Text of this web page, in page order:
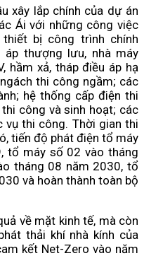
xây lắp chính của dự án
Ái với những công việc
bị công trình chính
thượng lưu, nhà máy
hầm xả, tháp điều áp hạ
thi công ngầm; các
hệ thống cấp điện thi
công và sinh hoạt; các
vụ thi công. Thời gian thi
tiến độ phát điện tổ máy
tổ máy số 02 vào tháng
tháng 08 năm 2030, tổ
và hoàn thành toàn bộ
về mặt kinh tế, mà còn
thải khí nhà kính của
kết Net-Zero vào năm